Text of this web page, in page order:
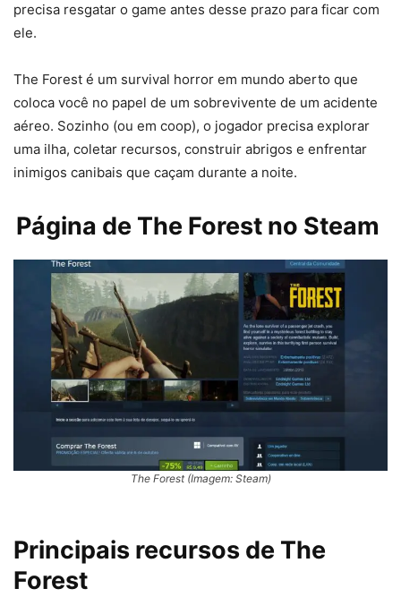
precisa resgatar o game antes desse prazo para ficar com
ele.
The Forest é um survival horror em mundo aberto que
coloca você no papel de um sobrevivente de um acidente
aéreo. Sozinho (ou em coop), o jogador precisa explorar
uma ilha, coletar recursos, construir abrigos e enfrentar
inimigos canibais que caçam durante a noite.
Página de The Forest no Steam
The Forest (Imagem: Steam)
Principais recursos de The
Forest